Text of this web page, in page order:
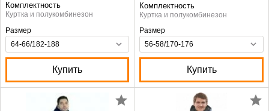
Комплектность
Куртка и полукомбинезон
Размер
Купить
Комплектность
Куртка и полукомбинезон
Размер
Купить